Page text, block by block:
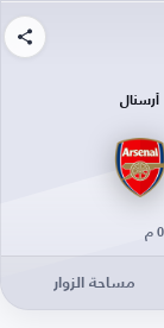
أرسنال
مساحة الزوار